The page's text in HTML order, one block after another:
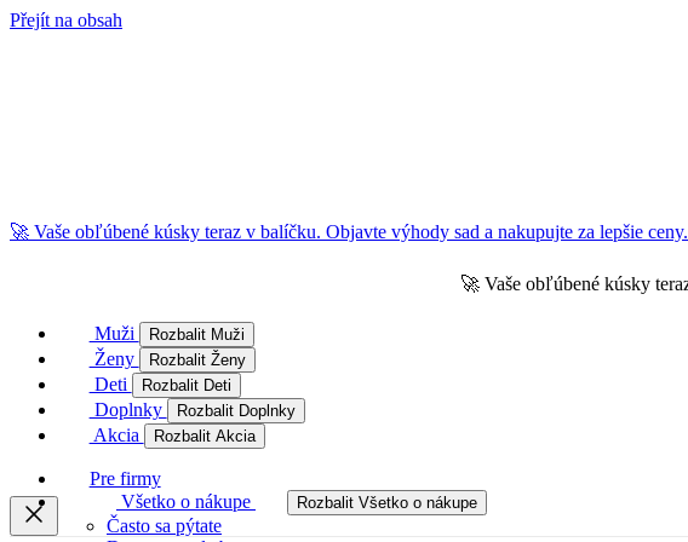
Přejít na obsah
🚀 Vaše obľúbené kúsky teraz v balíčku. Objavte výhody sad a nakupujte za lepšie
🚀 Vaše obľúbené kúsky
Muži Rozbalit Muži
Ženy Rozbalit Ženy
Deti Rozbalit Deti
Doplnky Rozbalit Doplnky
Akcia Rozbalit Akcia
Pre firmy
Všetko o nákupe
Rozbalit Všetko o nákupe
Často sa pýtate